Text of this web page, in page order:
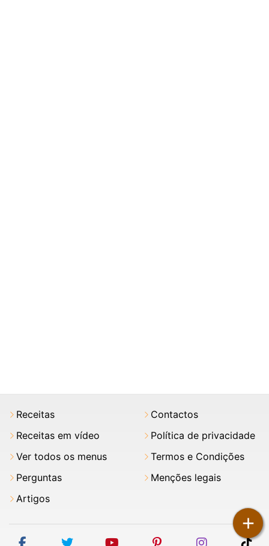
+
Receitas
Receitas em vídeo
Ver todos os menus
Perguntas
Artigos
Contactos
Política de privacidade
Termos e Condições
Menções legais
facebooktwitter youtubepinterestinstagram